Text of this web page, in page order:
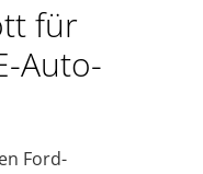
für
Auto-
Ford-